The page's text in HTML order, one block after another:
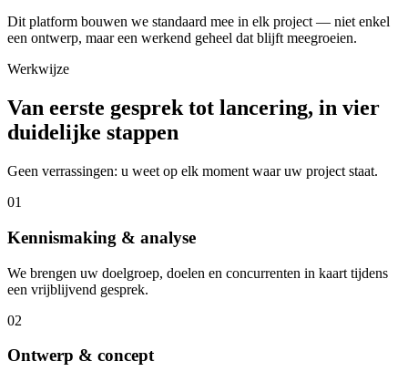
Dit platform bouwen we standaard mee in elk project — niet enkel
een ontwerp, maar een werkend geheel dat blijft meegroeien.
Werkwijze
Van eerste gesprek tot lancering, in vier
duidelijke stappen
Geen verrassingen: u weet op elk moment waar uw project staat.
01
Kennismaking & analyse
We brengen uw doelgroep, doelen en concurrenten in kaart tijdens
een vrijblijvend gesprek.
02
Ontwerp & concept